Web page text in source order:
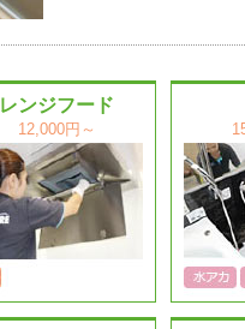
レンジフード
12,000円～